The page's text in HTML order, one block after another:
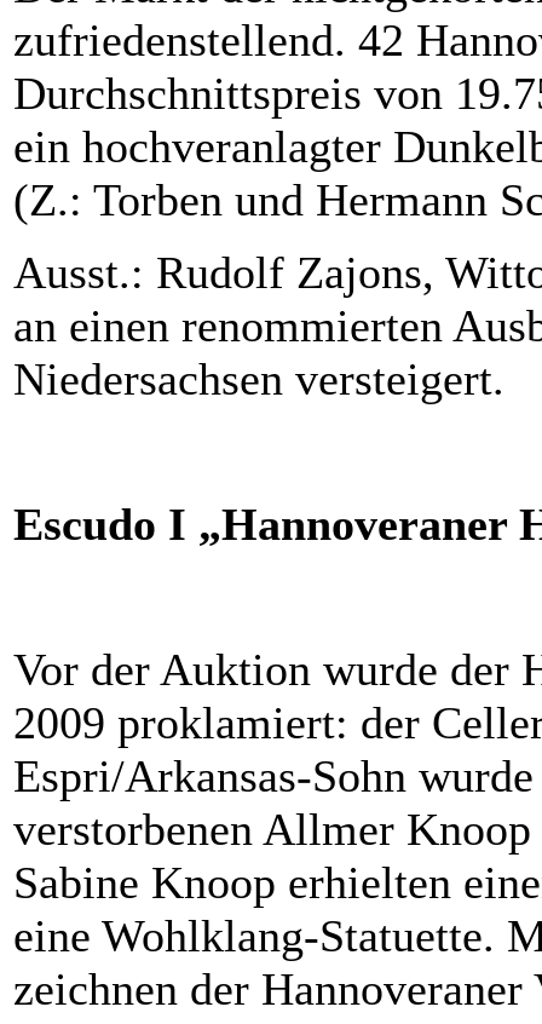
zufriedenstellend. 42
Durchschnittspreis von
ein hochveranlagter
(Z.: Torben und Hermann
Ausst.: Rudolf Zajons,
an einen renommierten
Niedersachsen versteigert.
Escudo I „Hannoveraner
Vor der Auktion wurde der
2009 proklamiert: der
Espri/Arkansas-Sohn
verstorbenen Allmer
Sabine Knoop erhielten
eine Wohlklang-Statuette.
zeichnen der